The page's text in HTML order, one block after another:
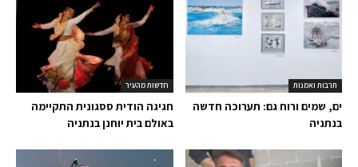
חדשות מהעיר
חגיגה הודית ססגונית התקיימה
באולם בית יוחנן בנתניה
תרבות ואמנות
ים, שמים ורוח גם: תערוכה חדשה
בנתניה